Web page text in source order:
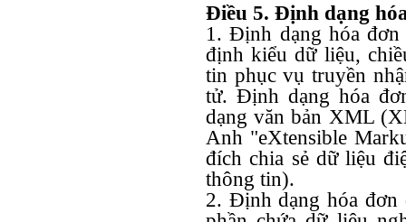
Điều 5. Định dạng
1. Định dạng hóa
định kiểu dữ liệu,
tin phục vụ truyền
tử. Định dạng hóa
dạng văn bản XML
Anh "eXtensible
đích chia sẻ dữ liệu
thông tin).
2. Định dạng hóa đơn